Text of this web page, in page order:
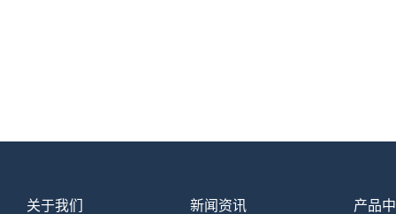
关于我们 新闻资讯 产品